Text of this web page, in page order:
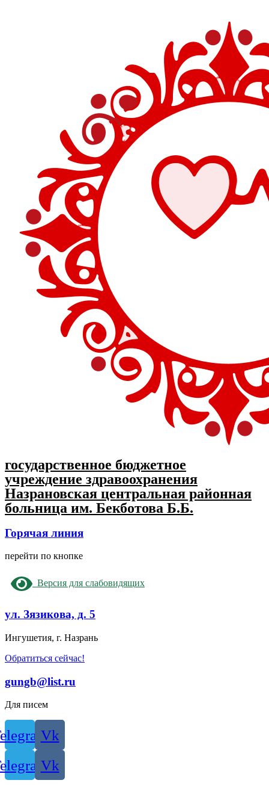
государственное бюджетное
учреждение здравоохранения
Назрановская центральная районная
больница им. Бекботова Б.Б.
Горячая линия
перейти по кнопке
Версия для слабовидящих
ул. Зязикова, д. 5
Ингушетия, г. Назрань
Обратиться сейчас!
gungb@list.ru
Для писем
Vk
Vk